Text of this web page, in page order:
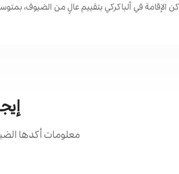
الإقامة في ألباكركي بتقييم عالٍ من الضيوف، بمتوسط 4.8
معلومات أكدها